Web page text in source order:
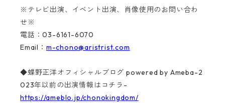
※テレビ出演、イベント出演、肖像使用のお問い合わ
せ※
電話：03-6161-6070
Email： m-chono@aristrist.com
◆蝶野正洋オフィシャルブログ powered by Ameba-2
023年以前の出演情報はコチラ-
https://ameblo.jp/chonokingdom/